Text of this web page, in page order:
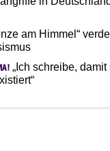
am Himmel“
„Ich schreibe,